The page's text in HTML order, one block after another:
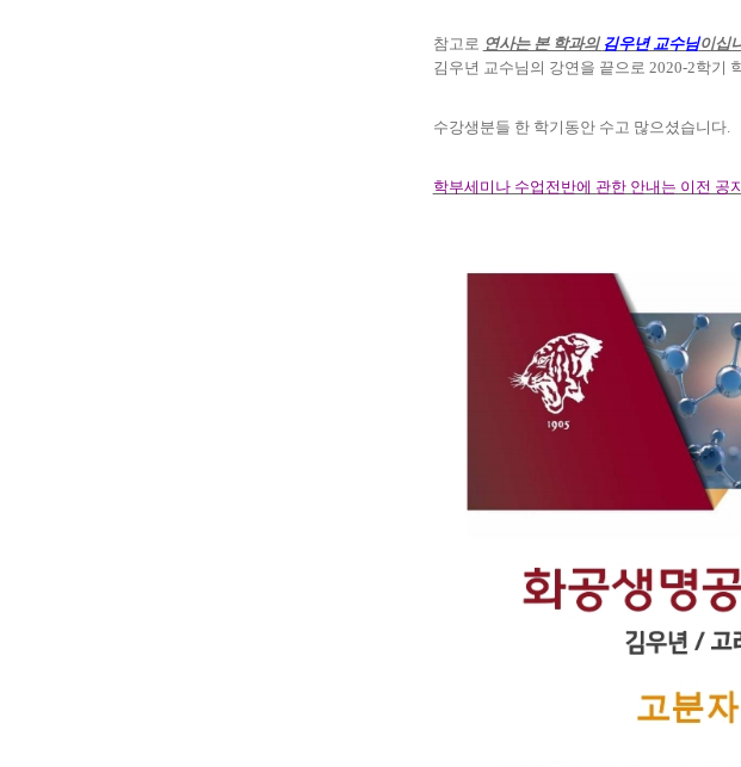
참고로 연사는 본 학과의 김우년 교수님이십
김우년 교수님의 강연을 끝으로 2020-2학기
수강생분들 한 학기동안 수고 많으셨습니다.
학부세미나 수업전반에 관한 안내는 이전 공